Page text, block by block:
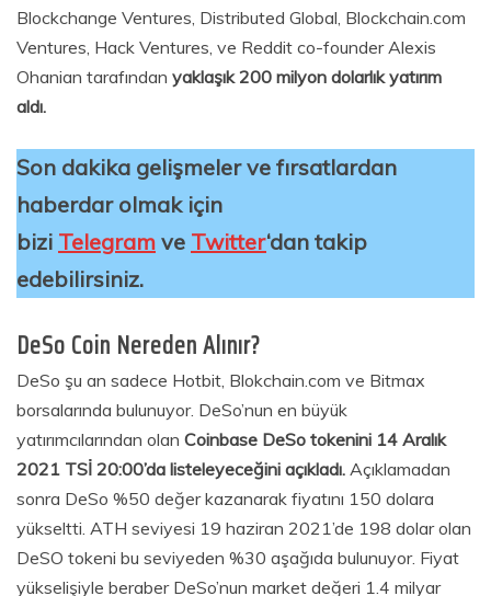
Blockchange Ventures, Distributed Global, Blockchain.com
Ventures, Hack Ventures, ve Reddit co-founder Alexis
Ohanian tarafından yaklaşık 200 milyon dolarlık yatırım
aldı.
Son dakika gelişmeler ve fırsatlardan
haberdar olmak için
bizi Telegram ve Twitter‘dan takip
edebilirsiniz.
DeSo Coin Nereden Alınır?
DeSo şu an sadece Hotbit, Blokchain.com ve Bitmax
borsalarında bulunuyor. DeSo’nun en büyük
yatırımcılarından olan Coinbase DeSo tokenini 14 Aralık
2021 TSİ 20:00’da listeleyeceğini açıkladı. Açıklamadan
sonra DeSo %50 değer kazanarak fiyatını 150 dolara
yükseltti. ATH seviyesi 19 haziran 2021’de 198 dolar olan
DeSO tokeni bu seviyeden %30 aşağıda bulunuyor. Fiyat
yükselişiyle beraber DeSo’nun market değeri 1.4 milyar